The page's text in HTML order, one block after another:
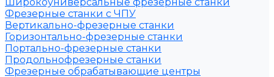
Фрезерные станки с ЧПУ
Вертикально-фрезерные станки
Горизонтально-фрезерные станки
Портально-фрезерные станки
Продольнофрезерные станки
Фрезерные обрабатывающие центры